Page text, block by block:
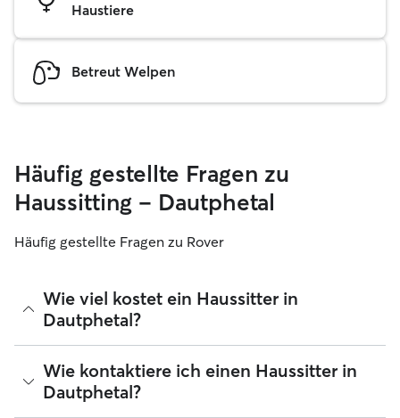
Haustiere
Betreut Welpen
Häufig gestellte Fragen zu
Haussitting – Dautphetal
Häufig gestellte Fragen zu Rover
Wie viel kostet ein Haussitter in
Dautphetal?
Haussitter können ihre Preise bei Rover frei festlegen. Die
durchschnittlichen Kosten für einen Rover-Haussitter in
Dautphetal betragen seit August 2026 etwa 30 pro Nacht,
einschließlich der Servicegebühren von Rover. Der Preis
Wie kontaktiere ich einen Haussitter in
Dautphetal?